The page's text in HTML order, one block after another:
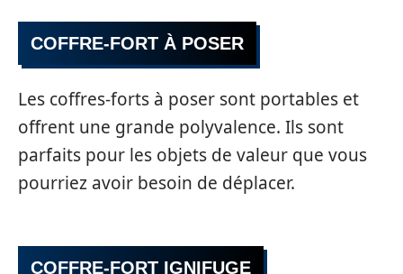
COFFRE-FORT À POSER
Les coffres-forts à poser sont portables et
offrent une grande polyvalence. Ils sont
parfaits pour les objets de valeur que vous
pourriez avoir besoin de déplacer.
COFFRE-FORT IGNIFUGE